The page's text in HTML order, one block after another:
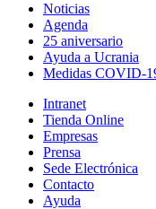
Noticias
Agenda
25 aniversario
Ayuda a Ucrania
Medidas COVID-
Intranet
Tienda Online
Empresas
Prensa
Sede Electrónica
Contacto
Ayuda